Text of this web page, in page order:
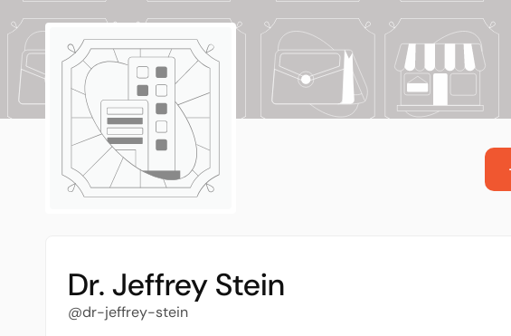
Dr. Jeffrey Stein
@dr-jeffrey-stein